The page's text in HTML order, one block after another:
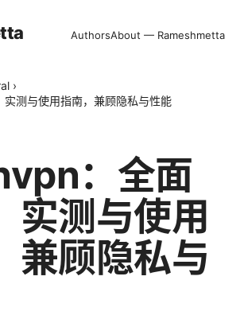
AuthorsAbout — Rameshmetta
›
测与使用指南，兼顾隐私与性能
：全面
实测与使用
兼顾隐私与